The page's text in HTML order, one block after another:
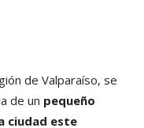
de Valparaíso, se
de un pequeño
ciudad este